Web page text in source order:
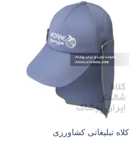
کلاه تبلیغاتی کشاورزی